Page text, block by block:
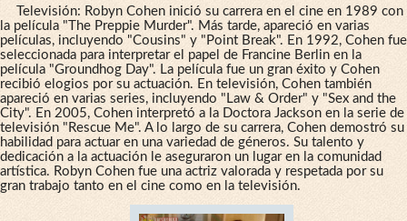
Televisión: Robyn Cohen inició su carrera en el cine en 1989 con
la película "The Preppie Murder". Más tarde, apareció en varias
películas, incluyendo "Cousins" y "Point Break". En 1992, Cohen fue
seleccionada para interpretar el papel de Francine Berlin en la
película "Groundhog Day". La película fue un gran éxito y Cohen
recibió elogios por su actuación. En televisión, Cohen también
apareció en varias series, incluyendo "Law & Order" y "Sex and the
City". En 2005, Cohen interpretó a la Doctora Jackson en la serie de
televisión "Rescue Me". A lo largo de su carrera, Cohen demostró su
habilidad para actuar en una variedad de géneros. Su talento y
dedicación a la actuación le aseguraron un lugar en la comunidad
artística. Robyn Cohen fue una actriz valorada y respetada por su
gran trabajo tanto en el cine como en la televisión.